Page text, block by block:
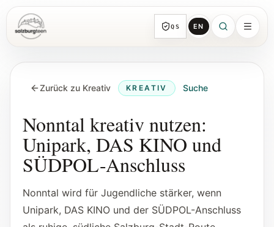
SalzburgTeen QS EN
Alle Themen-Rubriken mit repräsentativen
Suche
Von jeder Seite direkt zur nächsten
brauchbaren Spur.
Kalender
Zurück zu Kreativ KREATIV Suche
Nonntal kreativ nutzen:
Unipark, DAS KINO und
SÜDPOL-Anschluss
Nonntal wird für Jugendliche stärker, wenn
Unipark, DAS KINO und der SÜDPOL-Anschluss